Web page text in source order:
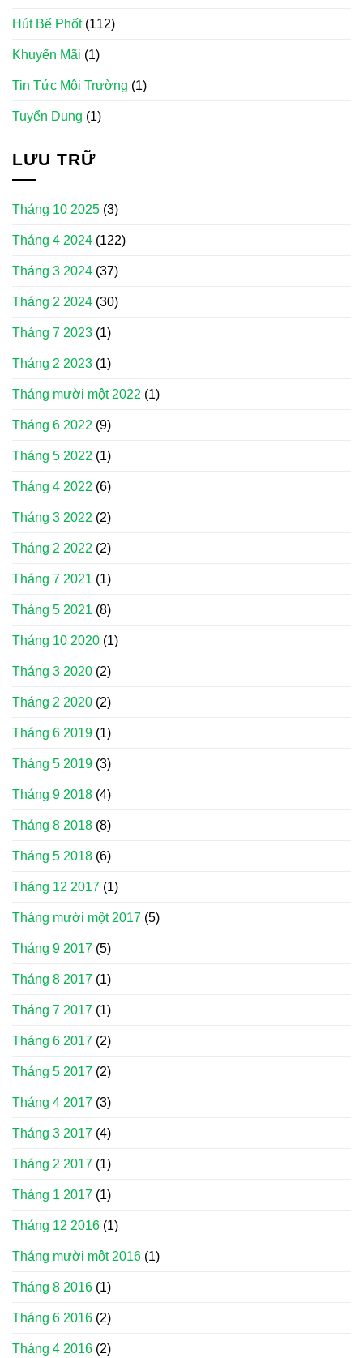
Hút Bể Phốt(112)
Khuyến Mãi (1)
Tin Tức Môi Trường (1)
Tuyển Dụng (1)
LƯU TRỮ
Tháng 10 2025 (3)
Tháng 4 2024 (122)
Tháng 3 2024 (37)
Tháng 2 2024 (30)
Tháng 7 2023 (1)
Tháng 2 2023 (1)
Tháng mười một 2022 (1)
Tháng 6 2022 (9)
Tháng 5 2022 (1)
Tháng 4 2022 (6)
Tháng 3 2022 (2)
Tháng 2 2022 (2)
Tháng 7 2021 (1)
Tháng 5 2021 (8)
Tháng 10 2020 (1)
Tháng 3 2020 (2)
Tháng 2 2020 (2)
Tháng 6 2019 (1)
Tháng 5 2019 (3)
Tháng 9 2018 (4)
Tháng 8 2018 (8)
Tháng 5 2018 (6)
Tháng 12 2017 (1)
Tháng mười một 2017 (5)
Tháng 9 2017 (5)
Tháng 8 2017 (1)
Tháng 7 2017 (1)
Tháng 6 2017 (2)
Tháng 5 2017 (2)
Tháng 4 2017 (3)
Tháng 3 2017 (4)
Tháng 2 2017 (1)
Tháng 1 2017 (1)
Tháng 12 2016 (1)
Tháng mười một 2016 (1)
Tháng 8 2016 (1)
Tháng 6 2016 (2)
Tháng 4 2016 (2)